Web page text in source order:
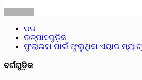
ଘର
ଉତ୍ପାଦଗୁଡ଼ିକ
ଫୁଲାଇବା ପାଇଁ ଫୁଲୁଥିବା ଏୟାର ମ୍ୟାଟ୍
ବର୍ଗଗୁଡ଼ିକ